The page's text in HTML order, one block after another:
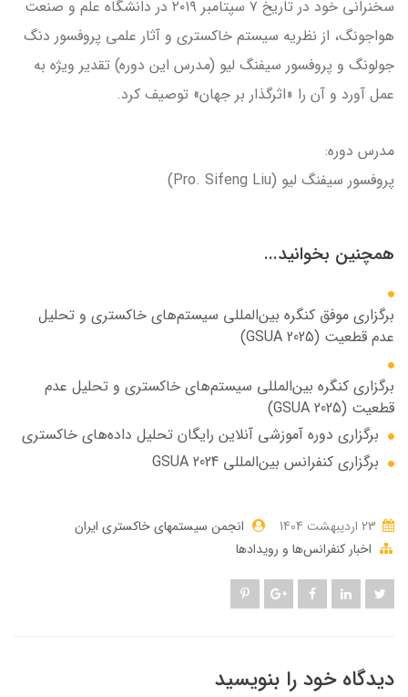
سخنرانی خود در تاریخ ۷ سپتامبر ۲۰۱۹ در دانشگاه علم و صنعت
هواجونگ، از نظریه سیستم خاکستری و آثار علمی پروفسور دنگ
جولونگ و پروفسور سیفنگ لیو (مدرس این دوره) تقدیر ویژه به
عمل آورد و آن را «اثرگذار بر جهان» توصیف کرد.
مدرس دوره:
پروفسور سیفنگ لیو (Pro. Sifeng Liu)
همچنین بخوانید...
برگزاری موفق کنگره بین‌المللی سیستم‌های خاکستری و تحلیل
عدم قطعیت (GSUA 2025)
برگزاری کنگره بین‌المللی سیستم‌های خاکستری و تحلیل عدم
قطعیت (GSUA 2025)
برگزاری دوره آموزشی آنلاین رایگان تحلیل داده‌های خاکستری
برگزاری کنفرانس بین‌المللی GSUA 2024
انجمن سیستمهای خاکستری ایران
اخبار کنفرانس‌ها و رویدادها
دیدگاه خود را بنویسید